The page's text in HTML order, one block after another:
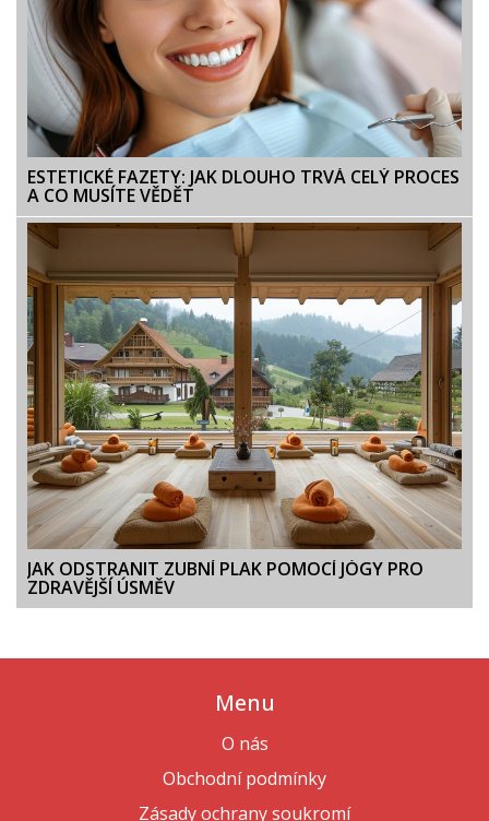
ESTETICKÉ FAZETY: JAK DLOUHO TRVÁ CELÝ PROCES
A CO MUSÍTE VĚDĚT
JAK ODSTRANIT ZUBNÍ PLAK POMOCÍ JÓGY PRO
ZDRAVĚJŠÍ ÚSMĚV
Menu
O nás
Obchodní podmínky
Zásady ochrany soukromí